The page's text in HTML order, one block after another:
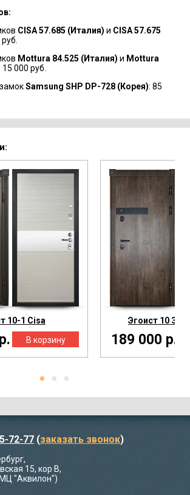
CISA 57.685 (Италия) и CISA 57.675
Mottura 84.525 (Италия) и Mottura
15 000 руб.
Samsung SHP DP-728 (Корея): 85
10-1 Cisa Эгоист 10
189 000 р.
72-77 (заказать звонок)
15, кор В,
"Аквилон")